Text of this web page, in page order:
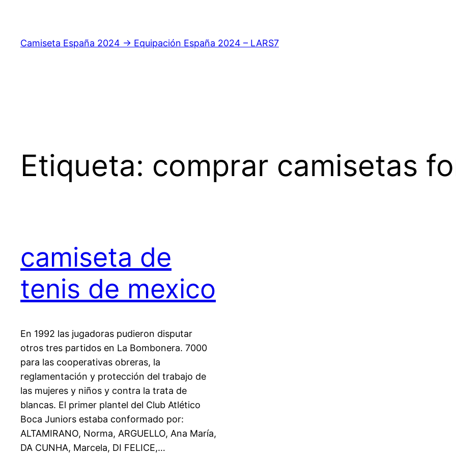
contenido
Camiseta España 2024 → Equipación España 2024 – LARS7
Etiqueta: comprar camisetas
camiseta de
tenis de mexico
En 1992 las jugadoras pudieron disputar
otros tres partidos en La Bombonera. 7000
para las cooperativas obreras, la
reglamentación y protección del trabajo de
las mujeres y niños y contra la trata de
blancas. El primer plantel del Club Atlético
Boca Juniors estaba conformado por:
ALTAMIRANO, Norma, ARGUELLO, Ana María,
DA CUNHA, Marcela, DI FELICE,…